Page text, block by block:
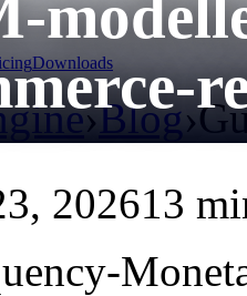
Downloads
›Blog›
202613